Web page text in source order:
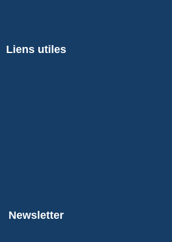
Liens utiles
Newsletter